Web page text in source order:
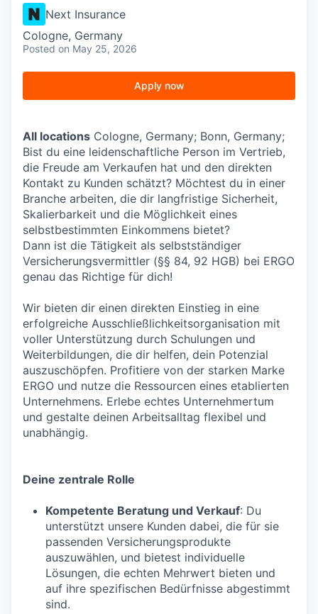
Next Insurance
Cologne, Germany
Posted on May 25, 2026
Apply now
All locations Cologne, Germany; Bonn, Germany;
Bist du eine leidenschaftliche Person im Vertrieb,
die Freude am Verkaufen hat und den direkten
Kontakt zu Kunden schätzt? Möchtest du in einer
Branche arbeiten, die dir langfristige Sicherheit,
Skalierbarkeit und die Möglichkeit eines
selbstbestimmten Einkommens bietet?
Dann ist die Tätigkeit als selbstständiger
Versicherungsvermittler (§§ 84, 92 HGB) bei ERGO
genau das Richtige für dich!
Wir bieten dir einen direkten Einstieg in eine
erfolgreiche Ausschließlichkeitsorganisation mit
voller Unterstützung durch Schulungen und
Weiterbildungen, die dir helfen, dein Potenzial
auszuschöpfen. Profitiere von der starken Marke
ERGO und nutze die Ressourcen eines etablierten
Unternehmens. Erlebe echtes Unternehmertum
und gestalte deinen Arbeitsalltag flexibel und
unabhängig.
Deine zentrale Rolle
Kompetente Beratung und Verkauf: Du
unterstützt unsere Kunden dabei, die für sie
passenden Versicherungsprodukte
auszuwählen, und bietest individuelle
Lösungen, die echten Mehrwert bieten und
auf ihre spezifischen Bedürfnisse abgestimmt
sind.